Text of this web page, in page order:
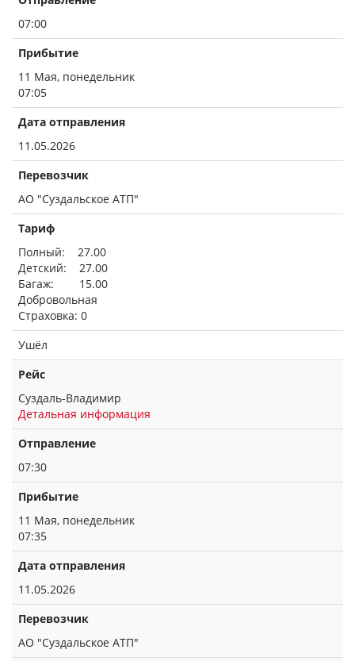
07:00
Прибытие
11 Мая, понедельник
07:05
Дата отправления
11.05.2026
Перевозчик
АО "Суздальское АТП"
Тариф
Полный: 27.00
Детский: 27.00
Багаж: 15.00
Добровольная
Страховка: 0
Ушёл
Рейс
Суздаль-Владимир
Детальная информация
Отправление
07:30
Прибытие
11 Мая, понедельник
07:35
Дата отправления
11.05.2026
Перевозчик
АО "Суздальское АТП"